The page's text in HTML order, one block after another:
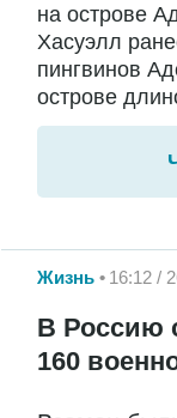
на острове
Хасуэлл
пингвинов
острове
Жизнь 16:12 /
В Россию
160